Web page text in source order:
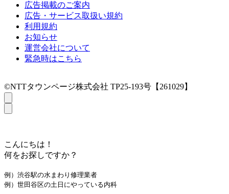
広告掲載のご案内
広告・サービス取扱い規約
利用規約
お知らせ
運営会社について
緊急時はこちら
©NTTタウンページ株式会社 TP25-193号【261029】
こんにちは！
何をお探しですか？
例）渋谷駅の水まわり修理業者
例）世田谷区の土日にやっている内科